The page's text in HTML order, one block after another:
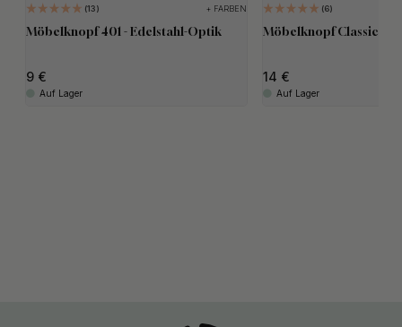
13 + FARBEN
Möbelknopf 401 - Edelstahl-Optik
9
Auf Lager
6
Möbelknopf Classic -
14
Auf Lager